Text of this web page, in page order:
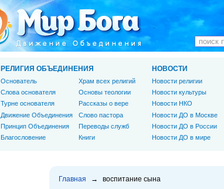
Главная → воспитание сына
РЕЛИГИЯ ОБЪЕДИНЕНИЯ
Основатель
Слова основателя
Турне основателя
Движение Объединения
Принцип Объединения
Благословение
Храм всех религий
Основы теологии
Рассказы о вере
Слово пастора
Переводы служб
Книги
НОВОСТИ
Новости религии
Новости культуры
Новости НКО
Новости ДО в Москве
Новости ДО в России
Новости ДО в мире